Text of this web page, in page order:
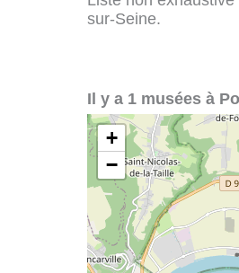
sur-Seine.
Il y a 1 musées à
+
−